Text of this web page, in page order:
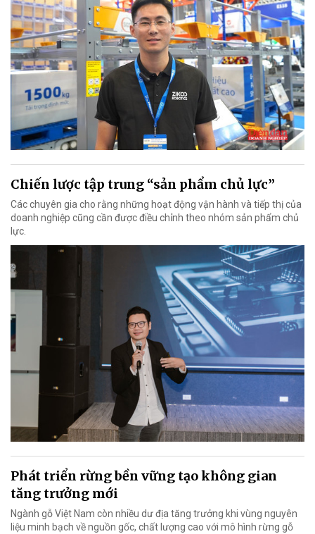
Chiến lược tập trung “sản phẩm chủ lực”
Các chuyên gia cho rằng những hoạt động vận hành và tiếp thị của
doanh nghiệp cũng cần được điều chỉnh theo nhóm sản phẩm chủ
lực.
Phát triển rừng bền vững tạo không gian
tăng trưởng mới
Ngành gỗ Việt Nam còn nhiều dư địa tăng trưởng khi vùng nguyên
liệu minh bạch về nguồn gốc, chất lượng cao với mô hình rừng gỗ